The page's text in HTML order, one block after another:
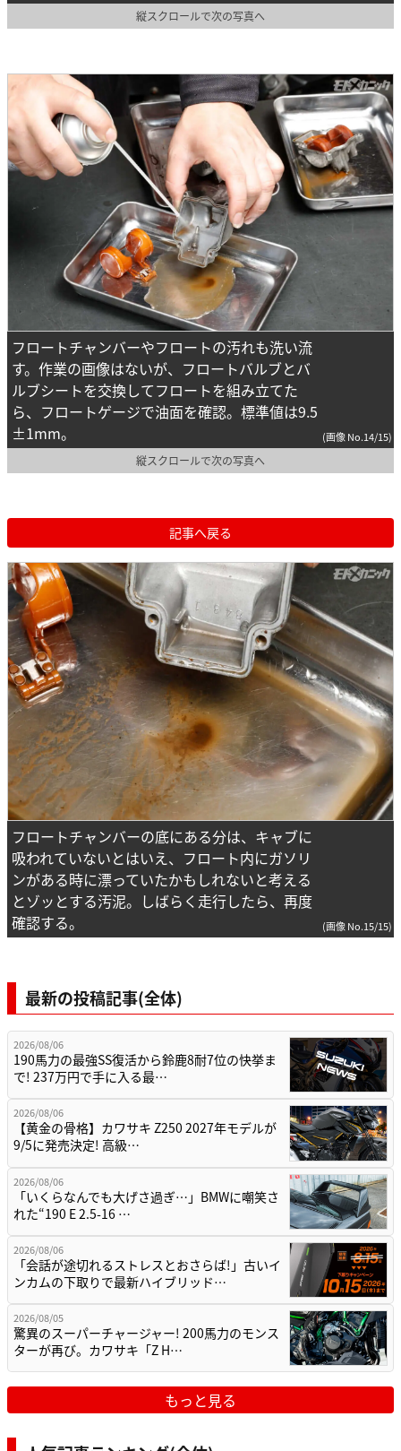
縦スクロールで次の写真へ
フロートチャンバーやフロートの汚れも洗い流
す。作業の画像はないが、フロートバルブとバ
ルブシートを交換してフロートを組み立てた
ら、フロートゲージで油面を確認。標準値は9.5
±1mm。
(画像 No.14/15)
縦スクロールで次の写真へ
記事へ戻る
フロートチャンバーの底にある分は、キャブに
吸われていないとはいえ、フロート内にガソリ
ンがある時に漂っていたかもしれないと考える
とゾッとする汚泥。しばらく走行したら、再度
確認する。
(画像 No.15/15)
最新の投稿記事(全体)
2026/08/06
190馬力の最強SS復活から鈴鹿8耐7位の快挙ま
で! 237万円で手に入る最…
2026/08/06
【黄金の骨格】カワサキ Z250 2027年モデルが
9/5に発売決定! 高級…
2026/08/06
「いくらなんでも大げさ過ぎ…」BMWに嘲笑さ
れた“190 E 2.5-16 …
2026/08/06
「会話が途切れるストレスとおさらば!」古いイ
ンカムの下取りで最新ハイブリッド…
2026/08/05
驚異のスーパーチャージャー! 200馬力のモンス
ターが再び。カワサキ「Z H…
もっと見る